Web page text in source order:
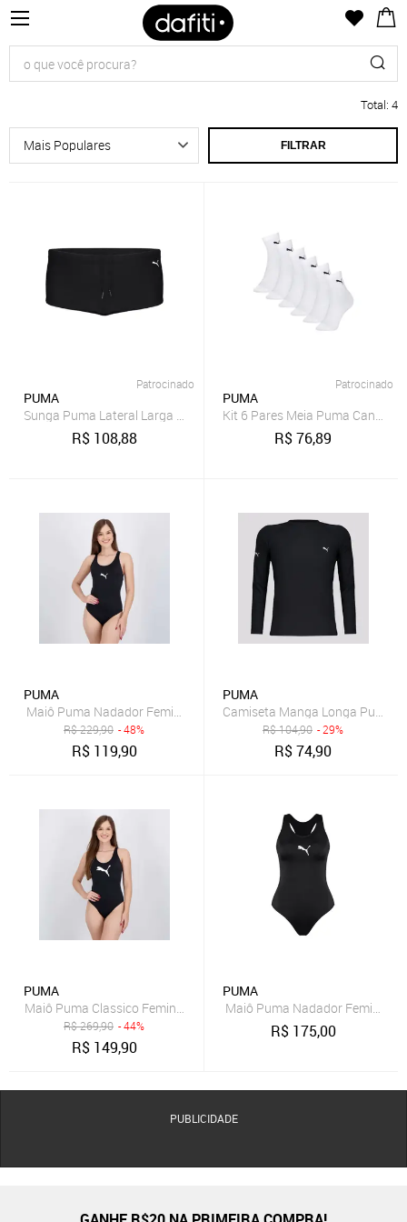
Total: 4
FILTRAR
Patrocinado
PUMA
Sunga Puma Lateral Larga 26015.003
R$ 108,88
Patrocinado
PUMA
Kit 6 Pares Meia Puma Cano
R$76,89
PUMA
Maiô Puma Nadador Feminino Preto
R$229,90 - 48%
R$ 119,90
PUMA
Camiseta Manga Longa Puma
R$104,90 - 29%
R$74,90
PUMA
Maiô Puma Classico Feminino Preto
R$269,90 - 44%
R$ 149,90
PUMA
Maiô Puma Nadador Feminino -
R$ 175,00
PUBLICIDADE